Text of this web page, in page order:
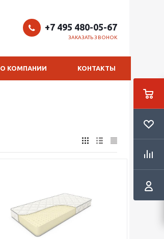
+7 495 480-05-67
ЗАКАЗАТЬ ЗВОНОК
О КОМПАНИИ КОНТАКТЫ